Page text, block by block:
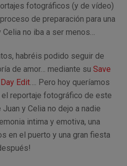
fotográficos (y de vídeo)
de preparación para una
Celia no iba a ser menos…
habréis podido seguir de
de amor… mediante su Save
Edit…. Pero hoy queríamos
reportaje fotográfico de este
y Celia no dejo a nadie
intima y emotiva, una
en el puerto y una gran fiesta